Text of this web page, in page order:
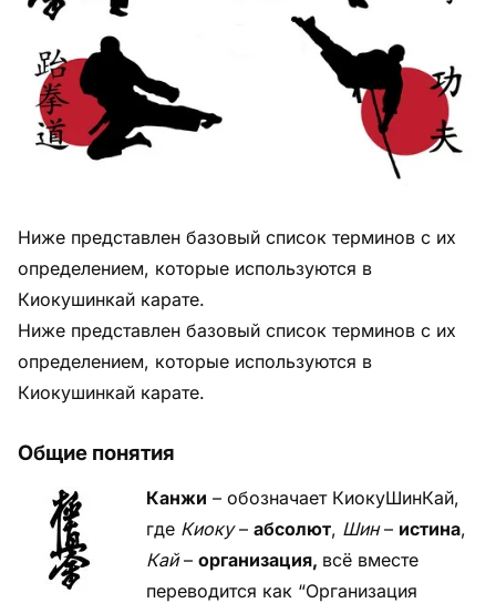
Пояса
Психология бойца
Терминология
Техника и ката
Травмы
Тренировочный процесс
Экипировка
Ниже представлен базовый список терминов с их
определением, которые используются в
Киокушинкай карате.
Ниже представлен базовый список терминов с их
определением, которые используются в
Киокушинкай карате.
Общие понятия
Канжи – обозначает КиокуШинКай,
где Киоку– абсолют, Шин– истина,
Кай– организация, всё вместе
переводится как “Организация